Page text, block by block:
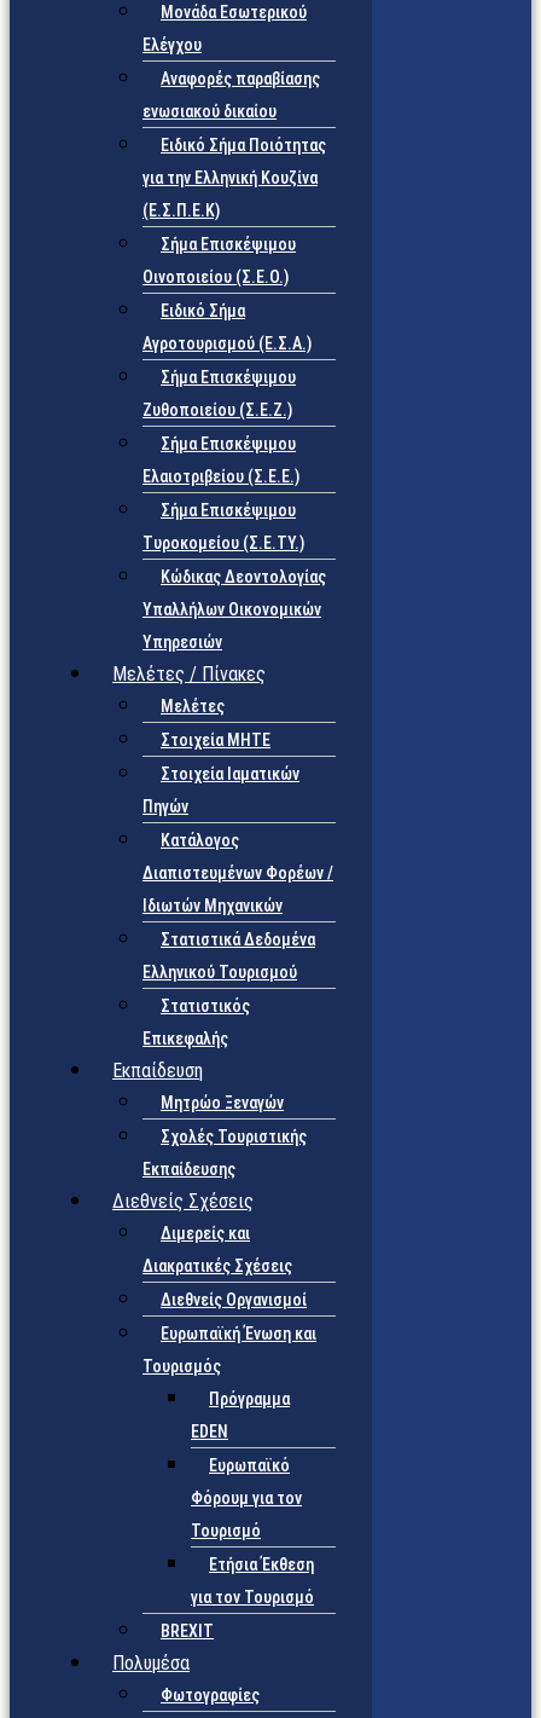
Μονάδα Εσωτερικού
Ελέγχου
Αναφορές παραβίασης
ενωσιακού δικαίου
Ειδικό Σήμα Ποιότητας
για την Ελληνική Κουζίνα
(Ε.Σ.Π.Ε.Κ)
Σήμα Επισκέψιμου
Οινοποιείου (Σ.Ε.Ο.)
Ειδικό Σήμα
Αγροτουρισμού (Ε.Σ.Α.)
Σήμα Επισκέψιμου
Ζυθοποιείου (Σ.Ε.Ζ.)
Σήμα Επισκέψιμου
Ελαιοτριβείου (Σ.Ε.Ε.)
Σήμα Επισκέψιμου
Τυροκομείου (Σ.Ε.TY.)
Κώδικας Δεοντολογίας
Υπαλλήλων Οικονομικών
Υπηρεσιών
Μελέτες / Πίνακες
Μελέτες
Στοιχεία ΜΗΤΕ
Στοιχεία Ιαματικών
Πηγών
Κατάλογος
Διαπιστευμένων Φορέων /
Ιδιωτών Μηχανικών
Στατιστικά Δεδομένα
Ελληνικού Τουρισμού
Στατιστικός
Επικεφαλής
Εκπαίδευση
Μητρώο Ξεναγών
Σχολές Τουριστικής
Εκπαίδευσης
Διεθνείς Σχέσεις
Διμερείς και
Διακρατικές Σχέσεις
Διεθνείς Οργανισμοί
Ευρωπαϊκή Ένωση και
Τουρισμός
Πρόγραμμα
EDEN
Ευρωπαϊκό
Φόρουμ για τον
Τουρισμό
Ετήσια Έκθεση
για τον Τουρισμό
BREXIT
Πολυμέσα
Φωτογραφίες